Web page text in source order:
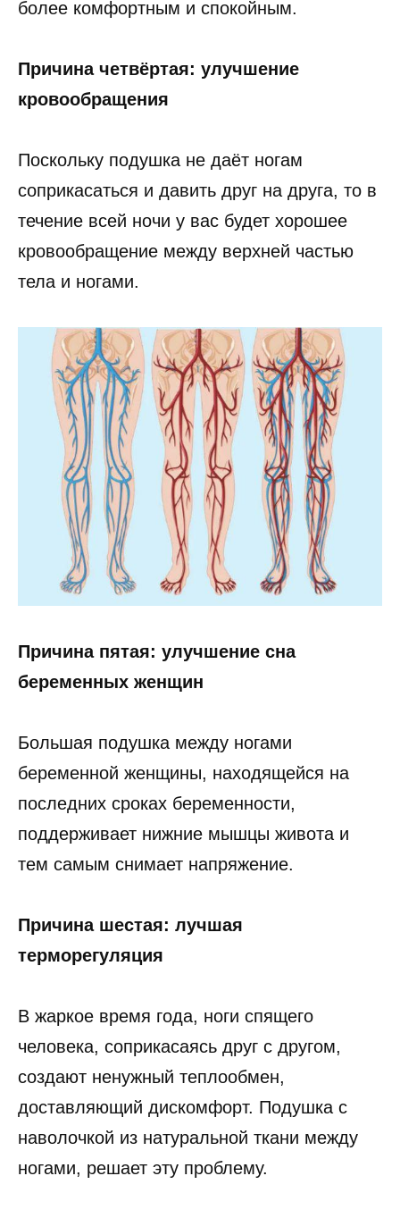
более комфортным и спокойным.
Причина четвёртая: улучшение
кровообращения
Поскольку подушка не даёт ногам
соприкасаться и давить друг на друга, то в
течение всей ночи у вас будет хорошее
кровообращение между верхней частью
тела и ногами.
Причина пятая: улучшение сна
беременных женщин
Большая подушка между ногами
беременной женщины, находящейся на
последних сроках беременности,
поддерживает нижние мышцы живота и
тем самым снимает напряжение.
Причина шестая: лучшая
терморегуляция
В жаркое время года, ноги спящего
человека, соприкасаясь друг с другом,
создают ненужный теплообмен,
доставляющий дискомфорт. Подушка с
наволочкой из натуральной ткани между
ногами, решает эту проблему.